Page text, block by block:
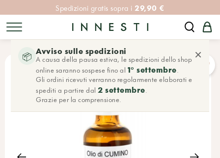
Spedizioni gratis sopra i29,90 €
📦 Avviso sulle spedizioni
A causa della pausa estiva, le spedizioni dello shop
online saranno sospese fino al 1° settembre.
Gli ordini ricevuti verranno regolarmente elaborati e
spediti a partire dal2 settembre.
Grazie per la comprensione.
×